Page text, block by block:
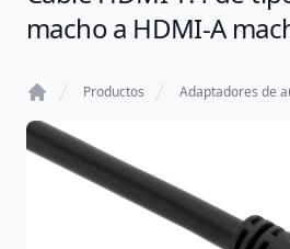
macho a HDMI-A
Home
Productos Adaptadores de